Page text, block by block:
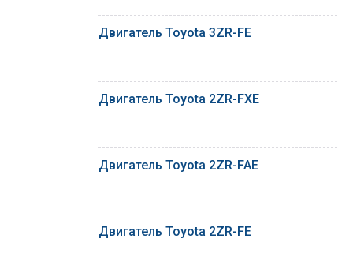
Двигатель Toyota 3ZR-FE
Двигатель Toyota 2ZR-FXE
Двигатель Toyota 2ZR-FAE
Двигатель Toyota 2ZR-FE